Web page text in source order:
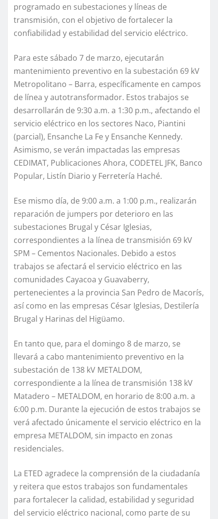
programado en subestaciones y líneas de
transmisión, con el objetivo de fortalecer la
confiabilidad y estabilidad del servicio eléctrico.
Para este sábado 7 de marzo, ejecutarán
mantenimiento preventivo en la subestación 69 kV
Metropolitano – Barra, específicamente en campos
de línea y autotransformador. Estos trabajos se
desarrollarán de 9:30 a.m. a 1:30 p.m., afectando el
servicio eléctrico en los sectores Naco, Piantini
(parcial), Ensanche La Fe y Ensanche Kennedy.
Asimismo, se verán impactadas las empresas
CEDIMAT, Publicaciones Ahora, CODETEL JFK, Banco
Popular, Listín Diario y Ferretería Haché.
Ese mismo día, de 9:00 a.m. a 1:00 p.m., realizarán
reparación de jumpers por deterioro en las
subestaciones Brugal y César Iglesias,
correspondientes a la línea de transmisión 69 kV
SPM – Cementos Nacionales. Debido a estos
trabajos se afectará el servicio eléctrico en las
comunidades Cayacoa y Guavaberry,
pertenecientes a la provincia San Pedro de Macorís,
así como en las empresas César Iglesias, Destilería
Brugal y Harinas del Higüamo.
En tanto que, para el domingo 8 de marzo, se
llevará a cabo mantenimiento preventivo en la
subestación de 138 kV METALDOM,
correspondiente a la línea de transmisión 138 kV
Matadero – METALDOM, en horario de 8:00 a.m. a
6:00 p.m. Durante la ejecución de estos trabajos se
verá afectado únicamente el servicio eléctrico en la
empresa METALDOM, sin impacto en zonas
residenciales.
La ETED agradece la comprensión de la ciudadanía
y reitera que estos trabajos son fundamentales
para fortalecer la calidad, estabilidad y seguridad
del servicio eléctrico nacional, como parte de su